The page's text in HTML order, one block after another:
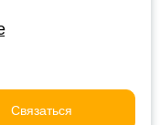
Связаться